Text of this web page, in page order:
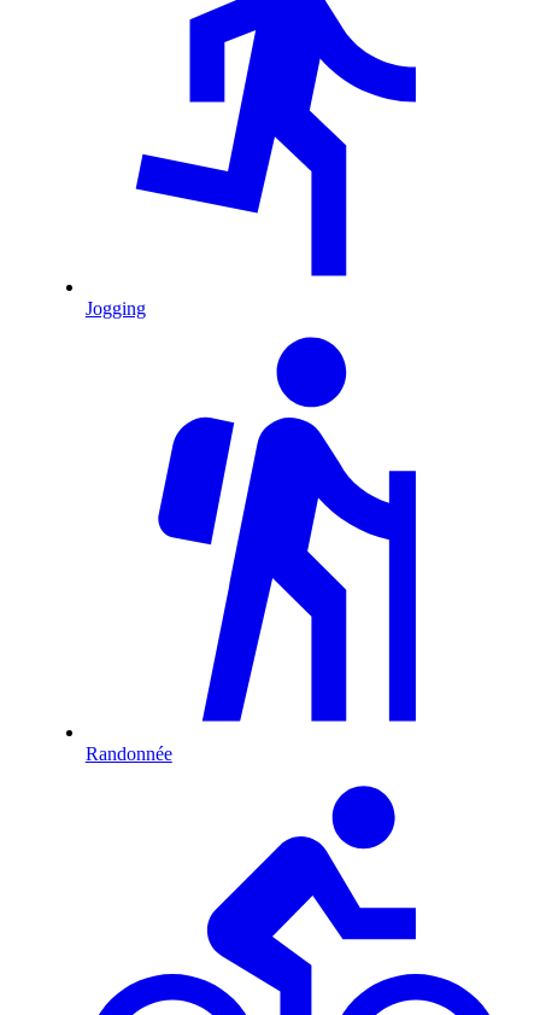
Jogging
Randonnée